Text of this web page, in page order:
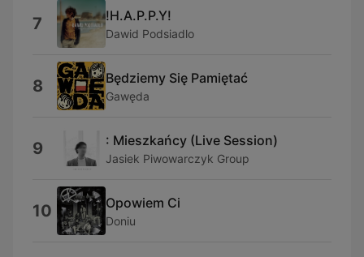
7 !H.A.P.P.Y!
Dawid Podsiadlo
8 Będziemy Się Pamiętać
Gawęda
9 : Mieszkańcy (Live Session)
Jasiek Piwowarczyk Group
10 Opowiem Ci
Doniu